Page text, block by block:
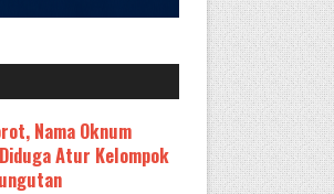
Nama Oknum
Atur Kelompok